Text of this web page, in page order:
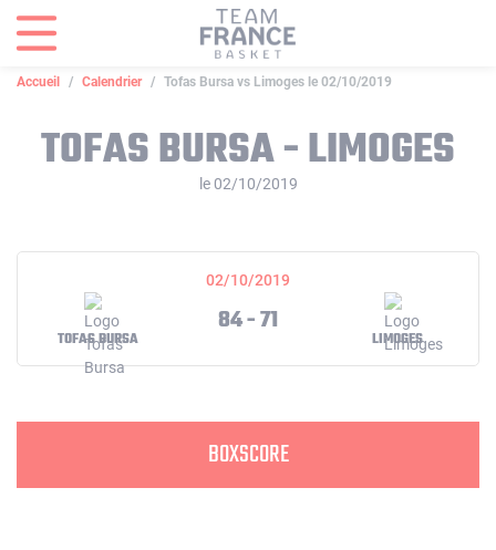
Accueil Calendrier Tofas Bursa vs Limoges le 02/10/2019
TOFAS BURSA - LIMOGES
le 02/10/2019
02/10/2019
TOFAS BURSA
84 - 71
LIMOGES
BOXSCORE
Panneau de gestion des cookies